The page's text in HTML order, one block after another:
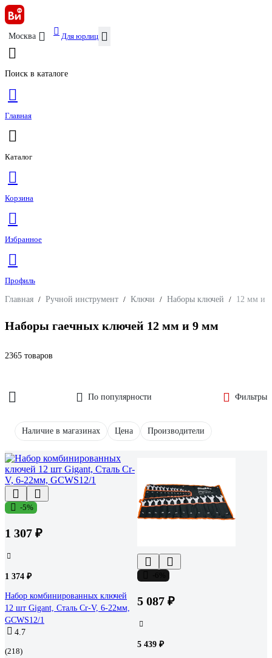
Москва Для юрлиц
Поиск в каталоге
Главная
Каталог
Корзина
Избранное
Профиль
Главная / Ручной инструмент / Ключи / Наборы ключей / 12 мм и
Наборы гаечных ключей 12 мм и 9 мм
2365 товаров
По популярности Фильтры
Наличие в магазинах Цена Производители
-5%
1 307 ₽
1 374 ₽
Набор комбинированных ключей
12 шт Gigant, Сталь Cr-V, 6-22мм,
GCWS12/1
4.7
(218)
5 087 ₽
5 439 ₽